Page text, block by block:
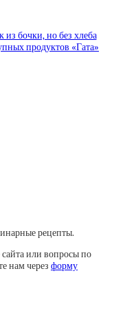
из бочки, но без хлеба
продуктов «Гата»
рецепты.
или вопросы по
нам через форму